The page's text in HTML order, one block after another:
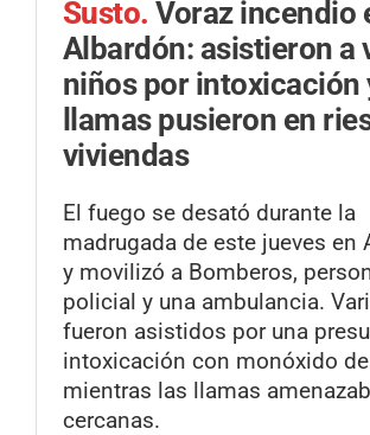
Susto.Voraz incendio
Albardón: asistieron a
niños por intoxicación
llamas pusieron en
viviendas
El fuego se desató durante la
madrugada de este jueves en
y movilizó a Bomberos,
policial y una ambulancia.
fueron asistidos por una
intoxicación con monóxido
mientras las llamas
cercanas.